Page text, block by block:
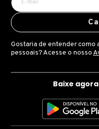
LA PRAIRIE
Gostaria de entender como
pessoais? Acesse o nosso
Baixe